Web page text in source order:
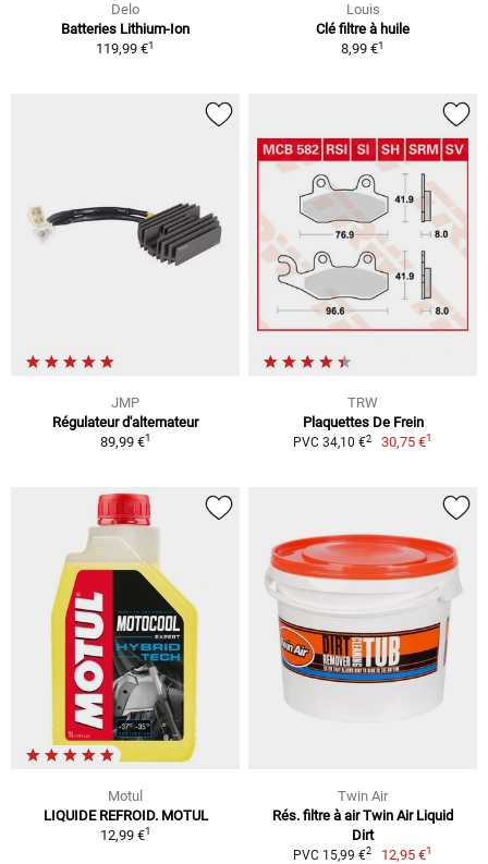
Delo
Batteries Lithium-Ion
119,99 €1
Louis
Clé filtre à huile
8,99 €1
JMP
Régulateur d'alternateur
89,99 €1
TRW
Plaquettes De Frein
PVC 34,10 €2 30,75 €1
Motul
LIQUIDE REFROID. MOTUL
12,99 €1
Twin Air
Rés. filtre à air Twin Air Liquid
Dirt
PVC 15,99 €2 12,95 €1